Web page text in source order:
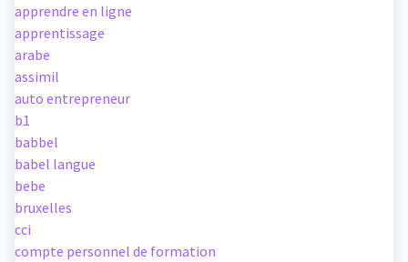
apprendre en ligne
apprentissage
arabe
assimil
auto entrepreneur
b1
babbel
babel langue
bebe
bruxelles
cci
compte personnel de formation